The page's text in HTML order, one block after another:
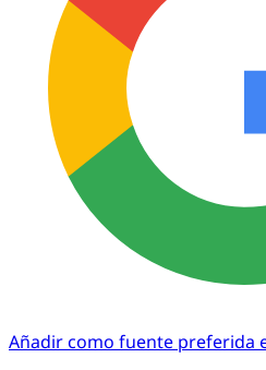
Añadir como fuente preferida